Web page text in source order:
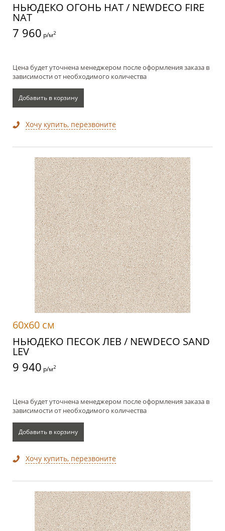
НЬЮДЕКО ОГОНЬ НАТ / NEWDECO FIRE
NAT
7 960 р/м2
Цена будет уточнена менеджером после оформления заказа в
зависимости от необходимого количества
Добавить в корзину
Хочу купить, перезвоните
60x60 см
НЬЮДЕКО ПЕСОК ЛЕВ / NEWDECO SAND
LEV
9 940 р/м2
Цена будет уточнена менеджером после оформления заказа в
зависимости от необходимого количества
Добавить в корзину
Хочу купить, перезвоните